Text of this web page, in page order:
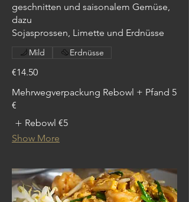
geschnitten und saisonalem Gemüse,
dazu
Sojasprossen, Limette und Erdnüsse
€14.50
Mild Erdnüsse
Mehrwegverpackung Rebowl + Pfand 5
€
Rebowl €5
Show More